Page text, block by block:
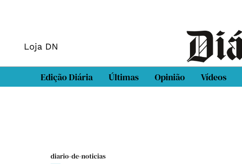
Loja DN
Edição Diária Últimas Opinião Vídeos
diario-de-noticias